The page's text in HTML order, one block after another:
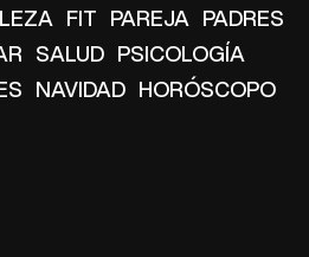
FIT PAREJA PADRES
SALUD PSICOLOGÍA
NAVIDAD HORÓSCOPO